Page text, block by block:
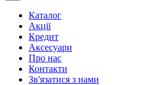
Каталог
Акції
Кредит
Аксесуари
Про нас
Контакти
Зв'язатися з нами